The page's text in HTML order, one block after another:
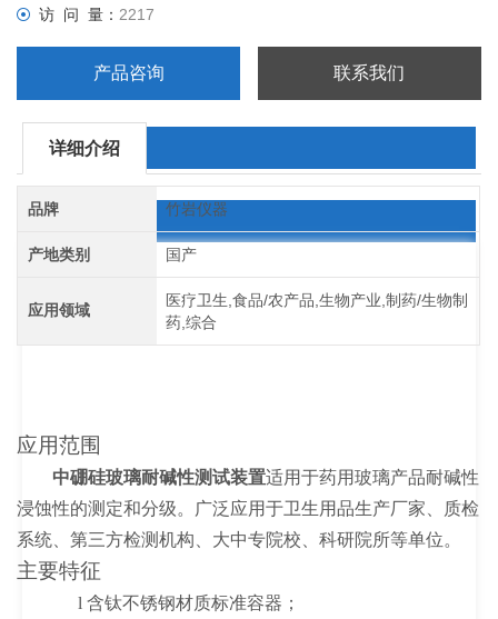
访 问 量：2217
产品咨询 联系我们
详细介绍
品牌 竹岩仪器
产地类别 国产
应用领域
医疗卫生,食品/农产品,生物产业,制药/生物制
药,综合
应用范围
中硼硅玻璃耐碱性测试装置适用于药用玻璃产品耐碱性
浸蚀性的测定和分级。广泛应用于卫生用品生产厂家、质检
系统、第三方检测机构、大中专院校、科研院所等单位。
主要特征
l含钛不锈钢材质标准容器；